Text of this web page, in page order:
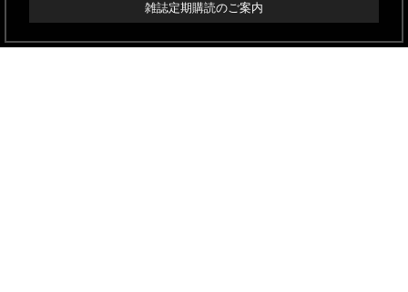
雑誌定期購読のご案内